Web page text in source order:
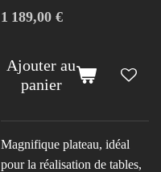
1 189,00 €
Ajouter au
panier
Magnifique plateau, idéal
pour la réalisation de tables,